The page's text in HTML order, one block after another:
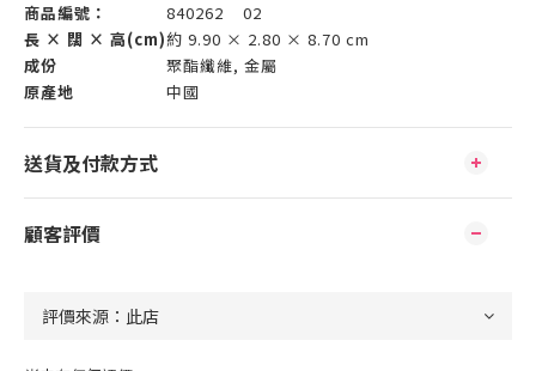
商品編號：
840262 02
長 × 闊 × 高(cm)約 9.90 × 2.80 × 8.70 cm
成份
聚酯纖維, 金屬
原產地
中國
送貨及付款方式
顧客評價